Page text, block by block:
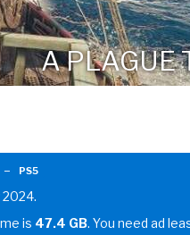
A PLAGUE
– PS5
2024.
is 47.4 GB. You need ad